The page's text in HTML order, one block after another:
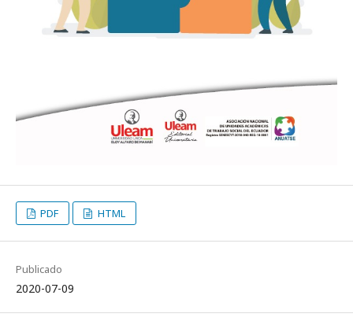
PDF HTML
Publicado
2020-07-09